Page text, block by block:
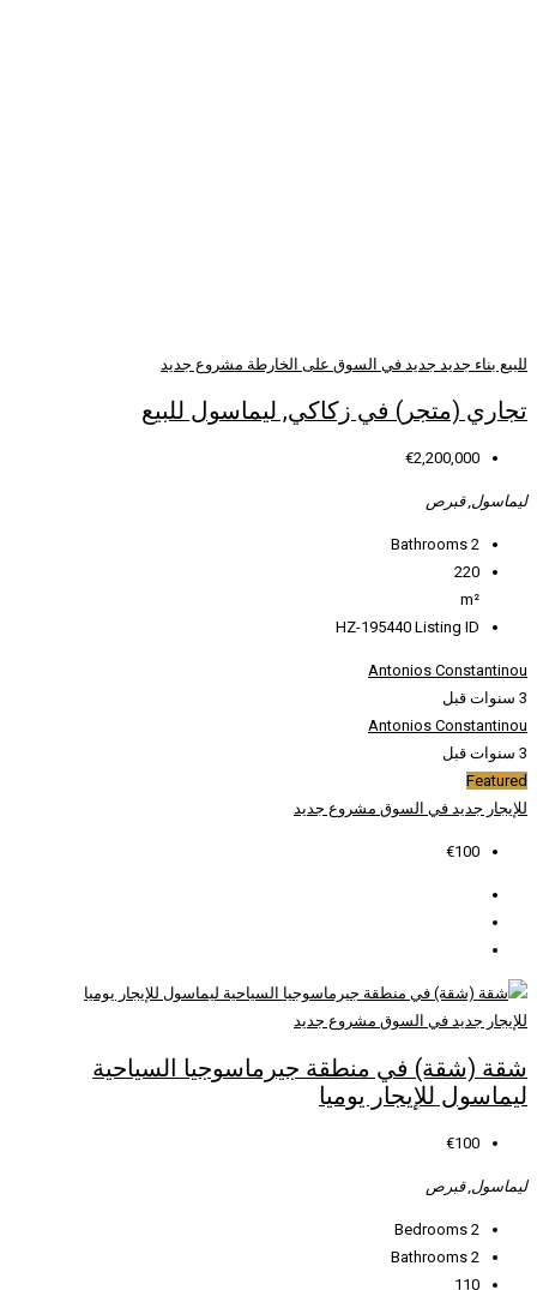
على الخارطةمشروع جديد
ليماسول للبيع
جديد
جديد
جيرماسوجيا السياحية